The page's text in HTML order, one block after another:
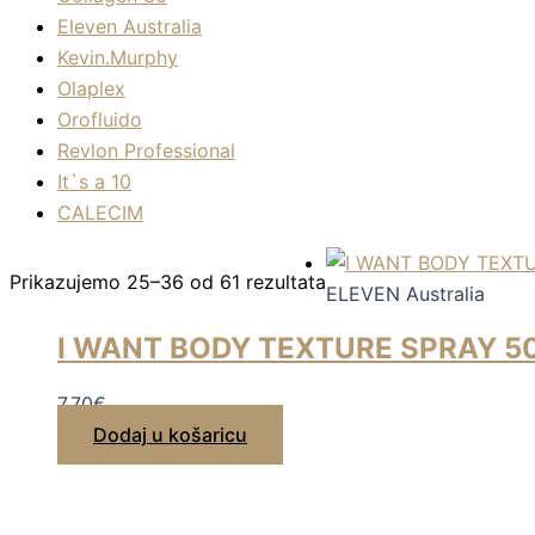
Eleven Australia
Kevin.Murphy
Olaplex
Orofluido
Revlon Professional
It`s a 10
CALECIM
Prikazujemo 25–36 od 61 rezultataELEVEN Australia
I WANT BODY TEXTURE SPRAY
7,70€
Dodaj u košaricu